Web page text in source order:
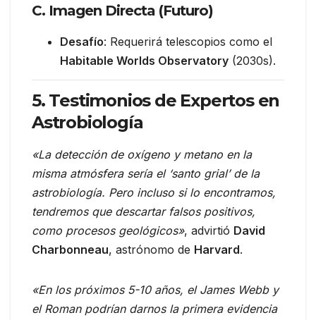
C. Imagen Directa (Futuro)
Desafío: Requerirá telescopios como el
Habitable Worlds Observatory (2030s).
5. Testimonios de Expertos en
Astrobiología
«La detección de oxígeno y metano en la
misma atmósfera sería el ‘santo grial’ de la
astrobiología. Pero incluso si lo encontramos,
tendremos que descartar falsos positivos,
como procesos geológicos», advirtió David
Charbonneau, astrónomo de Harvard.
«En los próximos 5-10 años, el James Webb y
el Roman podrían darnos la primera evidencia